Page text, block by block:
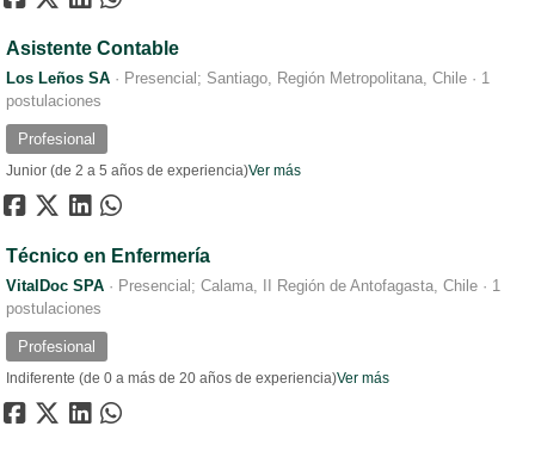
Asistente Contable
Los Leños SA · Presencial; Santiago, Región Metropolitana, Chile · 1
postulaciones
Profesional
Junior (de 2 a 5 años de experiencia)Ver más
Técnico en Enfermería
VitalDoc SPA · Presencial; Calama, II Región de Antofagasta, Chile · 1
postulaciones
Profesional
Indiferente (de 0 a más de 20 años de experiencia)Ver más